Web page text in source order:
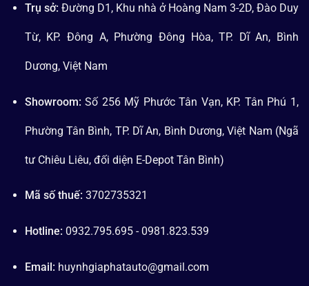
Trụ sở: Đường D1, Khu nhà ở Hoàng Nam 3-2D, Đào Duy
Từ, KP. Đông A, Phường Đông Hòa, TP. Dĩ An, Bình
Dương, Việt Nam
Showroom: Số 256 Mỹ Phước Tân Vạn, KP. Tân Phú 1,
Phường Tân Bình, TP. Dĩ An, Bình Dương, Việt Nam (Ngã
tư Chiêu Liêu, đối diện E-Depot Tân Bình)
Mã số thuế: 3702735321
Hotline: 0932.795.695 - 0981.823.539
Email: huynhgiaphatauto@gmail.com